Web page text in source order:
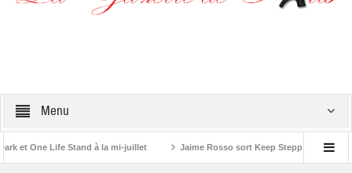
Menu
et One Life Stand à la mi-juillet Jaime Rosso sort Keep Stepping, son